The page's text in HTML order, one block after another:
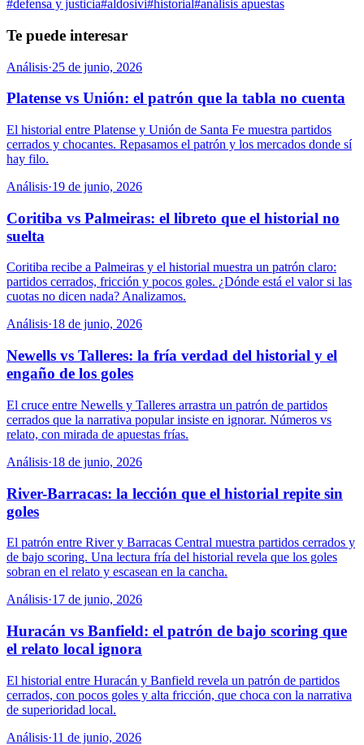
#defensa y justicia#aldosivi#historial#análisis apuestas
Te puede interesar
Análisis·25 de junio, 2026
Platense vs Unión: el patrón que la tabla no cuenta
El historial entre Platense y Unión de Santa Fe muestra partidos
cerrados y chocantes. Repasamos el patrón y los mercados donde sí
hay filo.
Análisis·19 de junio, 2026
Coritiba vs Palmeiras: el libreto que el historial no
suelta
Coritiba recibe a Palmeiras y el historial muestra un patrón claro:
partidos cerrados, fricción y pocos goles. ¿Dónde está el valor si las
cuotas no dicen nada? Analizamos.
Análisis·18 de junio, 2026
Newells vs Talleres: la fría verdad del historial y el
engaño de los goles
El cruce entre Newells y Talleres arrastra un patrón de partidos
cerrados que la narrativa popular insiste en ignorar. Números vs
relato, con mirada de apuestas frías.
Análisis·18 de junio, 2026
River-Barracas: la lección que el historial repite sin
goles
El patrón entre River y Barracas Central muestra partidos cerrados y
de bajo scoring. Una lectura fría del historial revela que los goles
sobran en el relato y escasean en la cancha.
Análisis·17 de junio, 2026
Huracán vs Banfield: el patrón de bajo scoring que
el relato local ignora
El historial entre Huracán y Banfield revela un patrón de partidos
cerrados, con pocos goles y alta fricción, que choca con la narrativa
de superioridad local.
Análisis·11 de junio, 2026